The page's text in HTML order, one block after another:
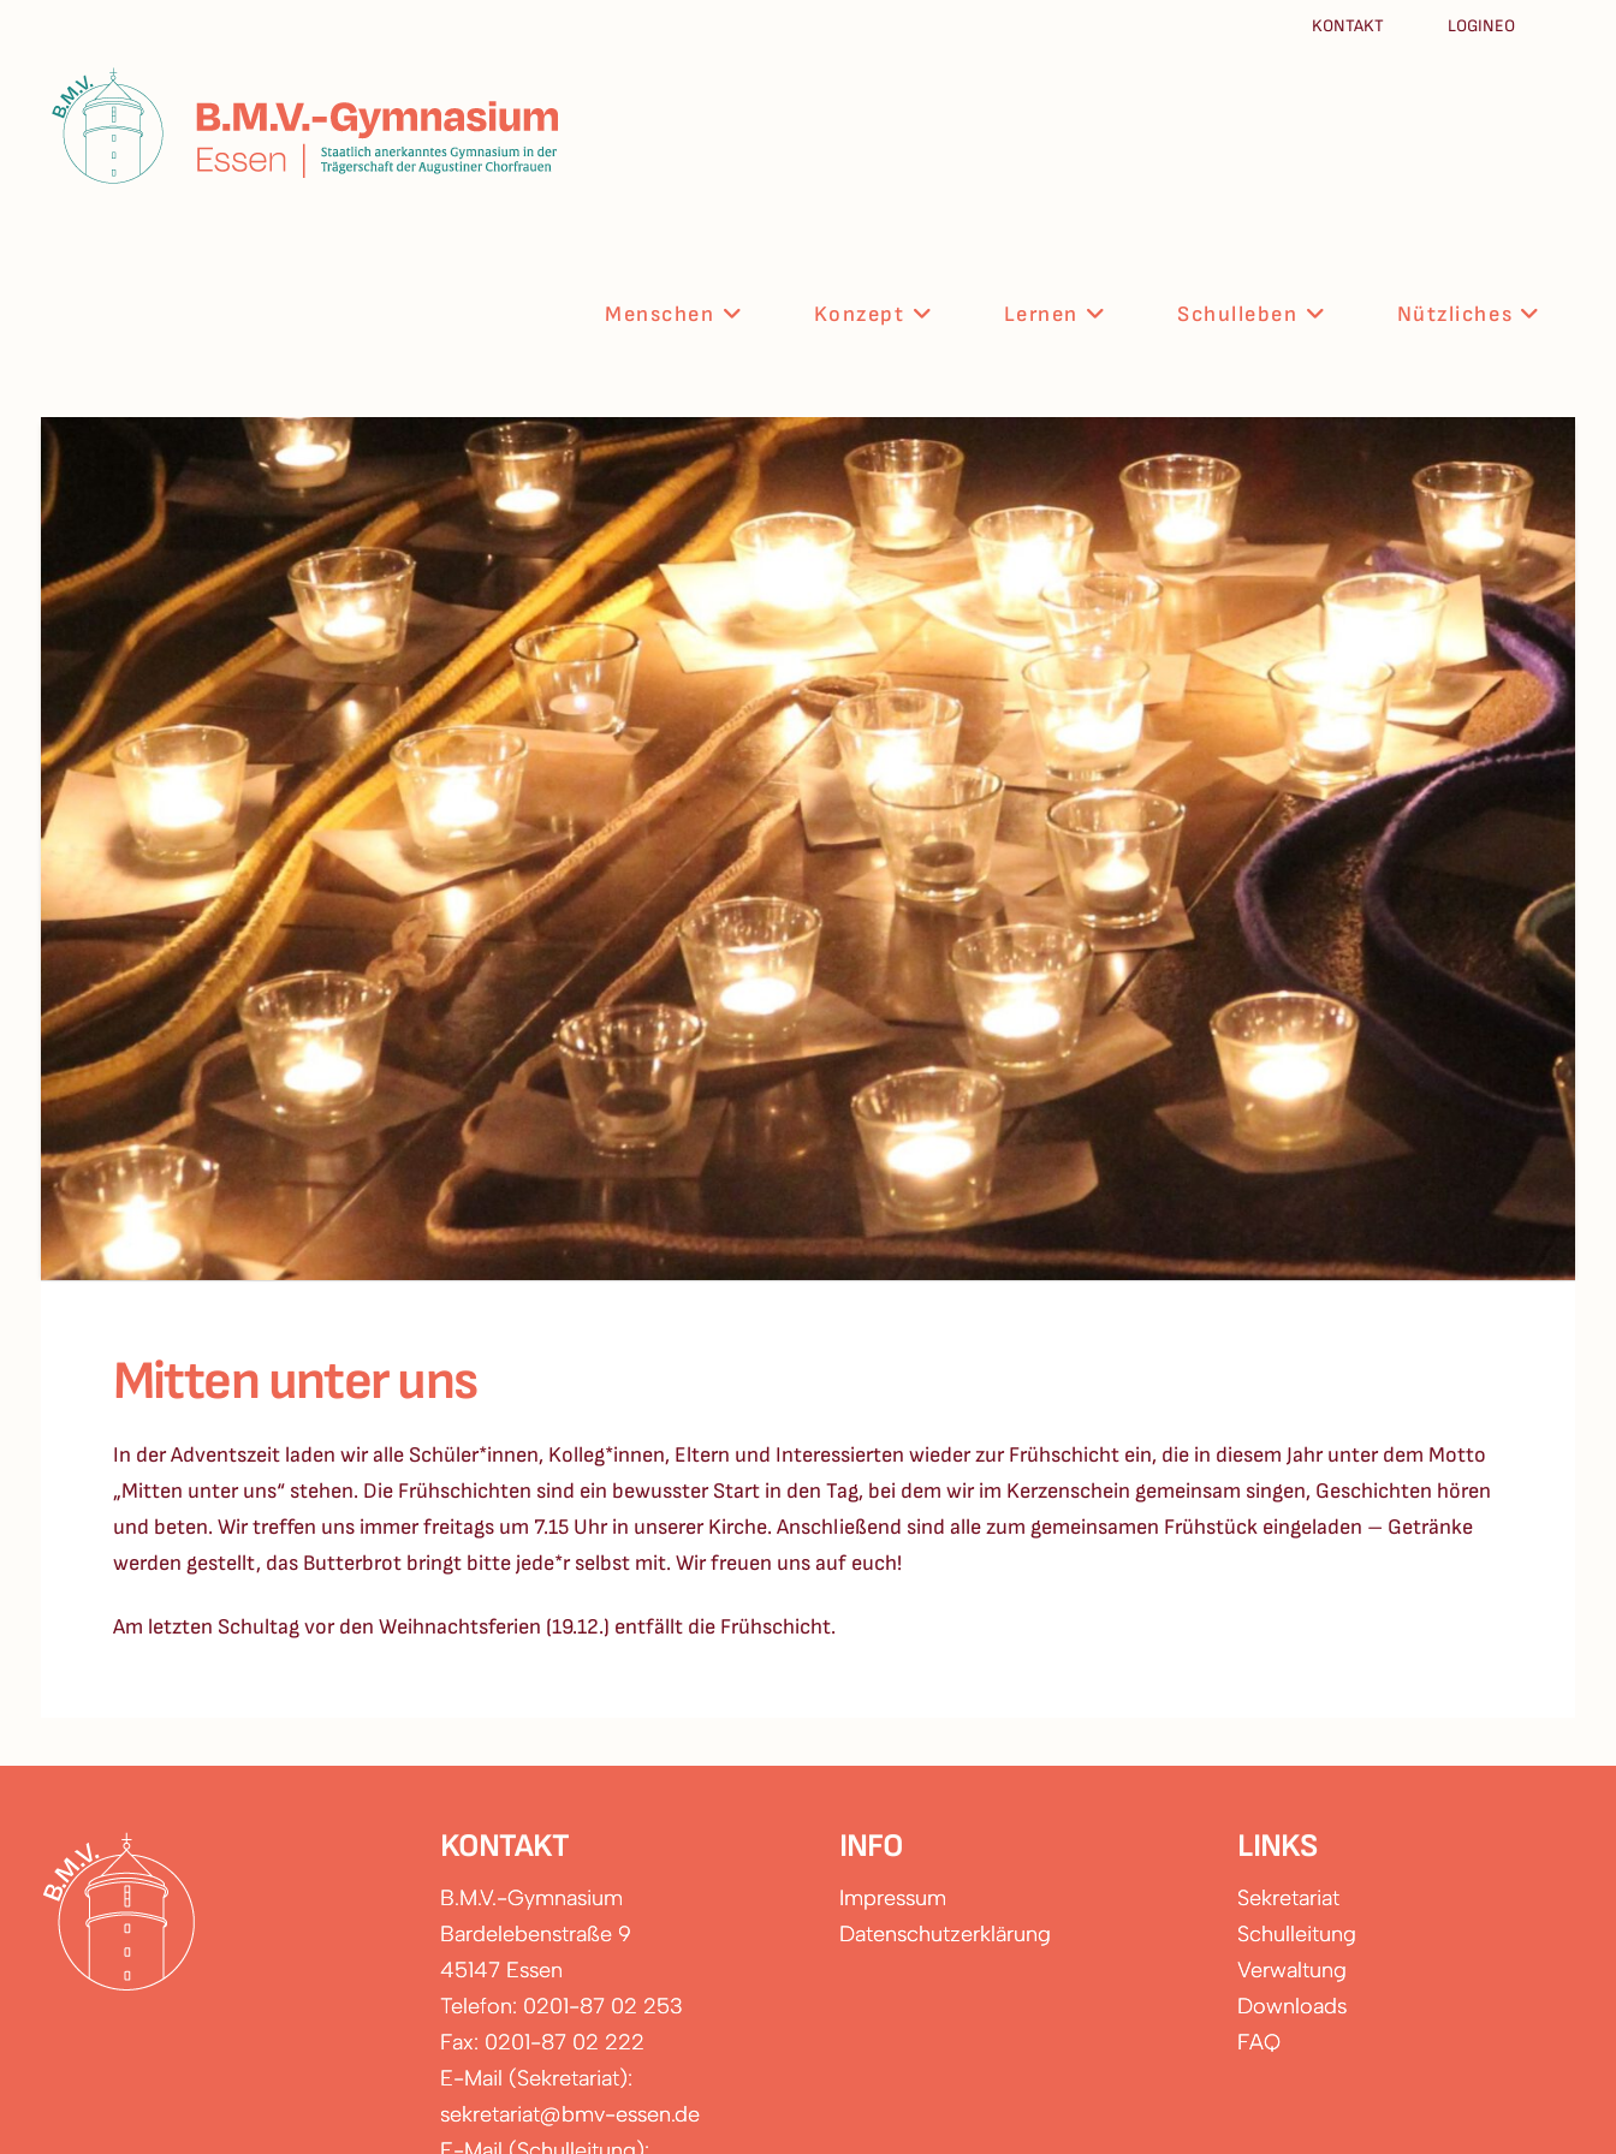
KONTAKT LOGINEO
Menschen Konzept Lernen Schulleben Nützliches
Mitten unter uns
In der Adventszeit laden wir alle Schüler*innen, Kolleg*innen, Eltern und Interessierten wieder zur Frühschicht ein, die in diesem Jahr unter dem Motto
„Mitten unter uns“ stehen. Die Frühschichten sind ein bewusster Start in den Tag, bei dem wir im Kerzenschein gemeinsam singen, Geschichten hören
und beten. Wir treffen uns immer freitags um 7.15 Uhr in unserer Kirche. Anschließend sind alle zum gemeinsamen Frühstück eingeladen – Getränke
werden gestellt, das Butterbrot bringt bitte jede*r selbst mit. Wir freuen uns auf euch!
Am letzten Schultag vor den Weihnachtsferien (19.12.) entfällt die Frühschicht.
KONTAKT
B.M.V.-Gymnasium
Bardelebenstraße 9
45147 Essen
Telefon: 0201-87 02 253
Fax: 0201-87 02 222
E-Mail (Sekretariat):
sekretariat@bmv-essen.de
INFO
Impressum
Datenschutzerklärung
LINKS
Sekretariat
Schulleitung
Verwaltung
Downloads
FAQ